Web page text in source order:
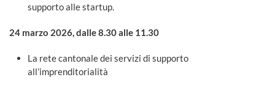
supporto alle startup.
24 marzo 2026, dalle 8.30 alle 11.30
La rete cantonale dei servizi di supporto
all’imprenditorialità